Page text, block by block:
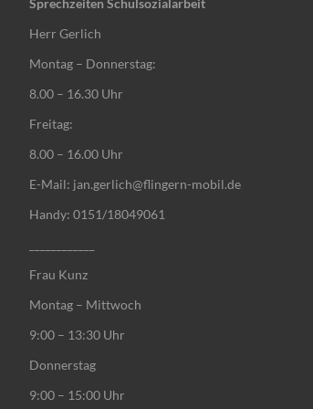
Sprechzeiten Schulsozialarbeit
Herr Gerlich
Montag – Donnerstag:
8.00 – 16.30 Uhr
Freitag:
8.00 – 16.00 Uhr
E-Mail: jan.gerlich@flingern-mobil.de
Handy: 0151/18049061
Frau Kunz
Montag – Mittwoch
9:00 – 13:30 Uhr
Donnerstag
9:00 – 15:00 Uhr